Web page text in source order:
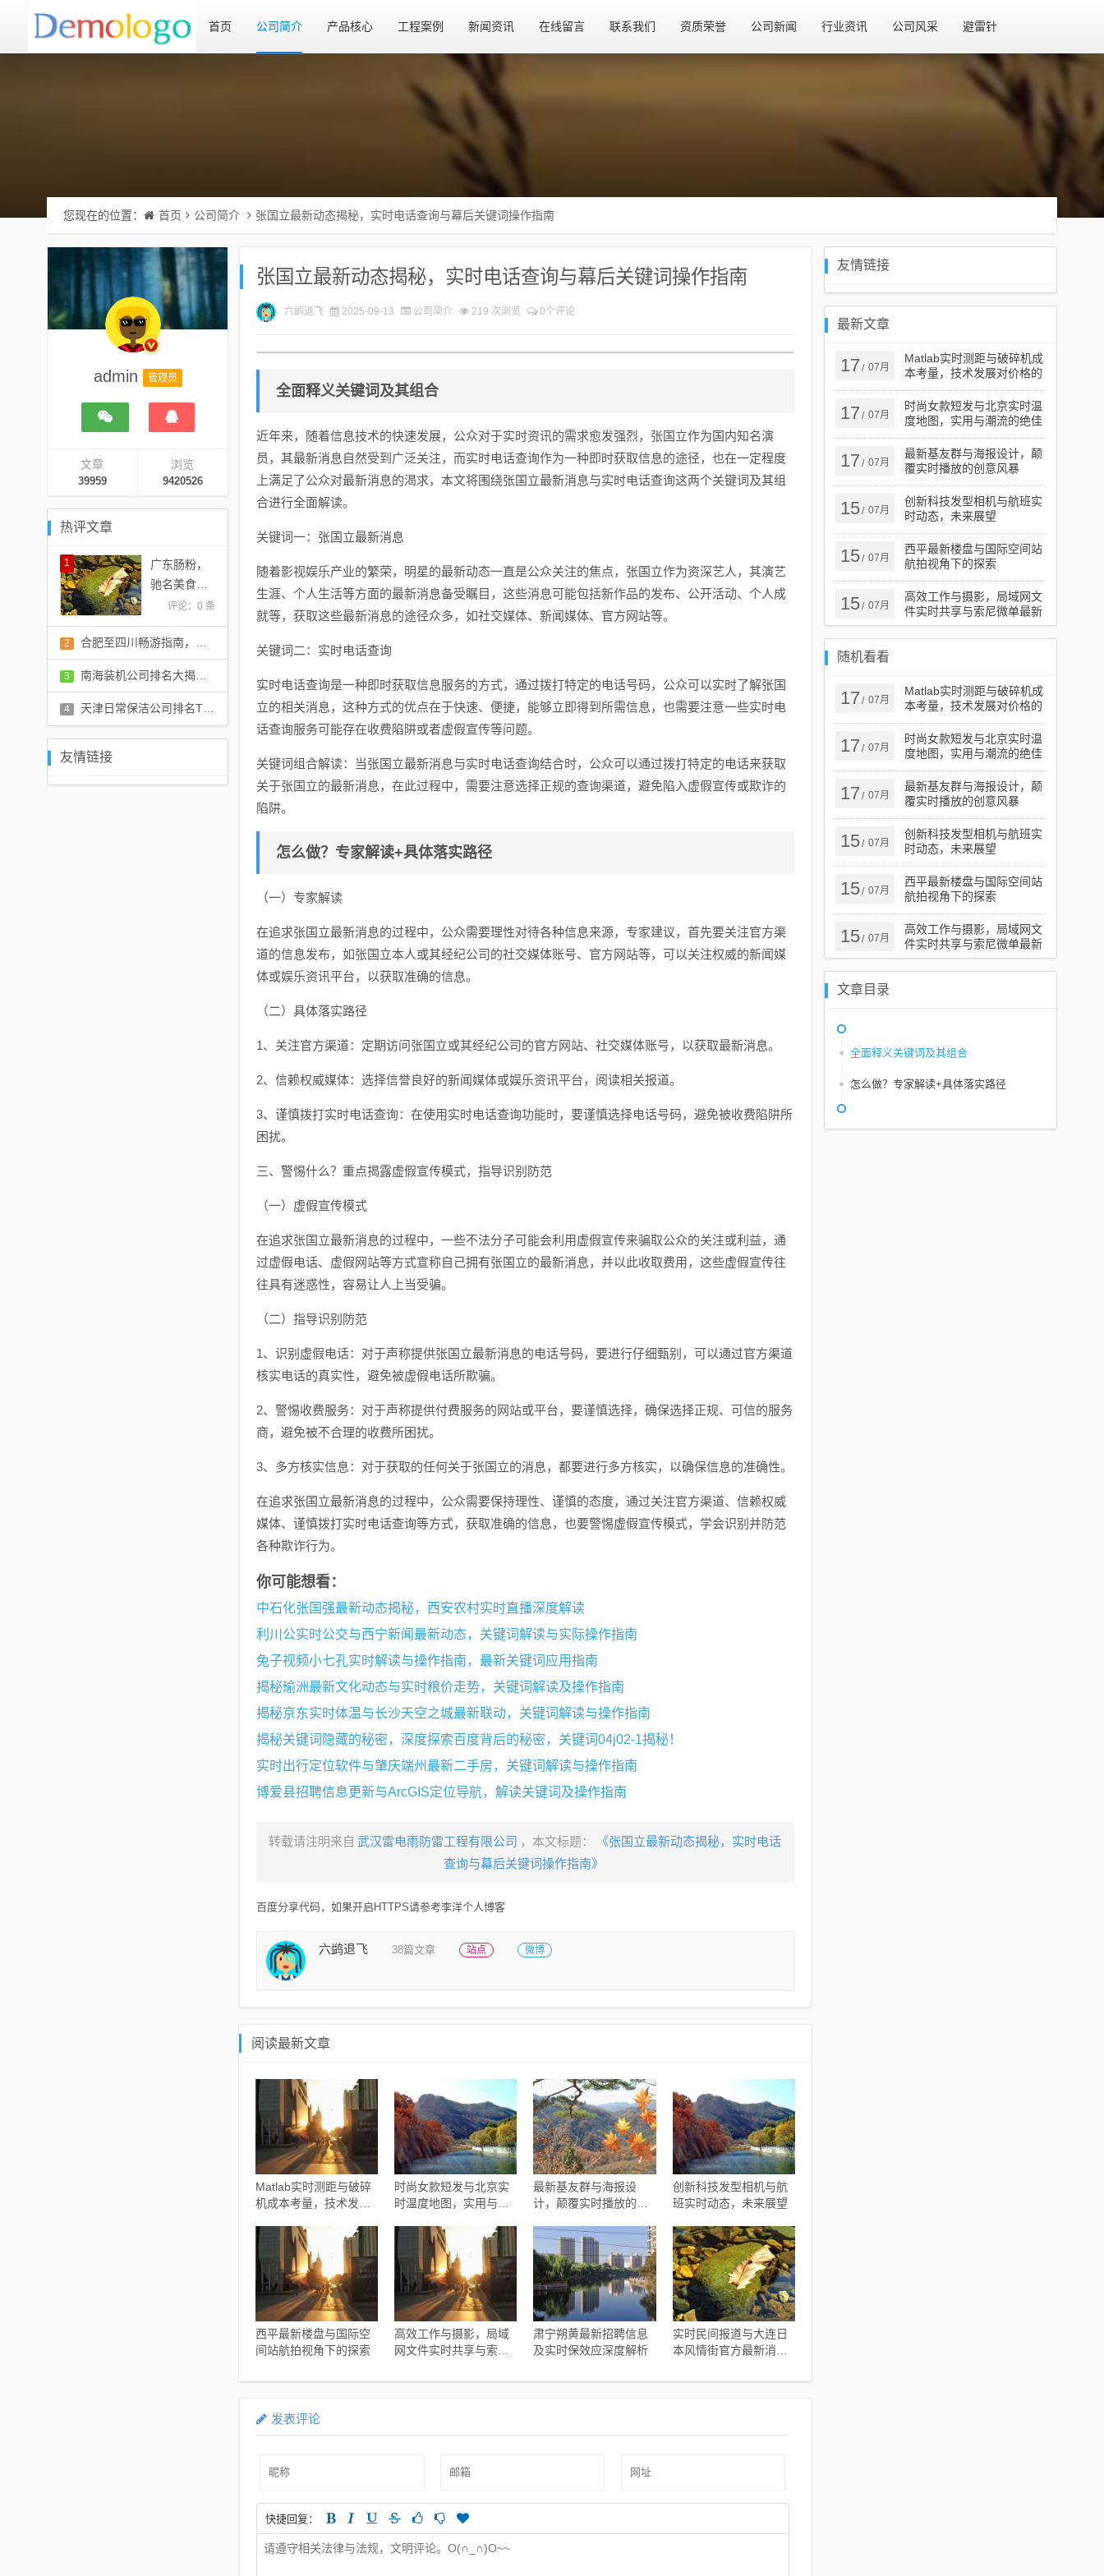
首页 公司简介 产品核心 工程案例 新闻资讯 在线留言 联系我们 资质荣誉 公司新闻 行业资讯 公司风采 避雷针
您现在的位置： 首页 公司简介 张国立最新动态揭秘，实时电话查询与幕后关键词操作指南
admin 管理员
文章
39959
浏览
9420526
热评文章
1
广东肠粉，
驰名美食上
榜，美味风
靡全球！
评论：0 条
2 合肥至四川畅游指南，旅游攻略全掌握！
评论：0 条
3 南海装机公司排名大揭秘，影响力深度解读报告
评论：0 条
4 天津日常保洁公司排名TOP10，专业清洁服务一览
友情链接
张国立最新动态揭秘，实时电话查询与幕后关键词操作指南
六鹢退飞 2025-09-13 公司简介 219 次浏览 0个评论
全面释义关键词及其组合
近年来，随着信息技术的快速发展，公众对于实时资讯的需求愈发强烈，张国立作为国内知名演
员，其最新消息自然受到广泛关注，而实时电话查询作为一种即时获取信息的途径，也在一定程度
上满足了公众对最新消息的渴求，本文将围绕张国立最新消息与实时电话查询这两个关键词及其组
合进行全面解读。
关键词一：张国立最新消息
随着影视娱乐产业的繁荣，明星的最新动态一直是公众关注的焦点，张国立作为资深艺人，其演艺
生涯、个人生活等方面的最新消息备受瞩目，这些消息可能包括新作品的发布、公开活动、个人成
就等，获取这些最新消息的途径众多，如社交媒体、新闻媒体、官方网站等。
关键词二：实时电话查询
实时电话查询是一种即时获取信息服务的方式，通过拨打特定的电话号码，公众可以实时了解张国
立的相关消息，这种方式的优点在于快速、便捷，能够立即得到所需信息，也需要注意一些实时电
话查询服务可能存在收费陷阱或者虚假宣传等问题。
关键词组合解读：当张国立最新消息与实时电话查询结合时，公众可以通过拨打特定的电话来获取
关于张国立的最新消息，在此过程中，需要注意选择正规的查询渠道，避免陷入虚假宣传或欺诈的
陷阱。
怎么做？专家解读+具体落实路径
（一）专家解读
在追求张国立最新消息的过程中，公众需要理性对待各种信息来源，专家建议，首先要关注官方渠
道的信息发布，如张国立本人或其经纪公司的社交媒体账号、官方网站等，可以关注权威的新闻媒
体或娱乐资讯平台，以获取准确的信息。
（二）具体落实路径
1、关注官方渠道：定期访问张国立或其经纪公司的官方网站、社交媒体账号，以获取最新消息。
2、信赖权威媒体：选择信誉良好的新闻媒体或娱乐资讯平台，阅读相关报道。
3、谨慎拨打实时电话查询：在使用实时电话查询功能时，要谨慎选择电话号码，避免被收费陷阱所
困扰。
三、警惕什么？重点揭露虚假宣传模式，指导识别防范
（一）虚假宣传模式
在追求张国立最新消息的过程中，一些不法分子可能会利用虚假宣传来骗取公众的关注或利益，通
过虚假电话、虚假网站等方式宣称自己拥有张国立的最新消息，并以此收取费用，这些虚假宣传往
往具有迷惑性，容易让人上当受骗。
（二）指导识别防范
1、识别虚假电话：对于声称提供张国立最新消息的电话号码，要进行仔细甄别，可以通过官方渠道
核实电话的真实性，避免被虚假电话所欺骗。
2、警惕收费服务：对于声称提供付费服务的网站或平台，要谨慎选择，确保选择正规、可信的服务
商，避免被不合理的收费所困扰。
3、多方核实信息：对于获取的任何关于张国立的消息，都要进行多方核实，以确保信息的准确性。
在追求张国立最新消息的过程中，公众需要保持理性、谨慎的态度，通过关注官方渠道、信赖权威
媒体、谨慎拨打实时电话查询等方式，获取准确的信息，也要警惕虚假宣传模式，学会识别并防范
各种欺诈行为。
你可能想看：
中石化张国强最新动态揭秘，西安农村实时直播深度解读
利川公实时公交与西宁新闻最新动态，关键词解读与实际操作指南
兔子视频小七孔实时解读与操作指南，最新关键词应用指南
揭秘瑜洲最新文化动态与实时粮价走势，关键词解读及操作指南
揭秘京东实时体温与长沙天空之城最新联动，关键词解读与操作指南
揭秘关键词隐藏的秘密，深度探索百度背后的秘密，关键词04j02-1揭秘！
实时出行定位软件与肇庆端州最新二手房，关键词解读与操作指南
博爱县招聘信息更新与ArcGIS定位导航，解读关键词及操作指南
转载请注明来自 武汉雷电雨防雷工程有限公司 ，本文标题：
《张国立最新动态揭秘，实时电话
查询与幕后关键词操作指南》
百度分享代码，如果开启HTTPS请参考李洋个人博客
六鹢退飞 38篇文章 站点 微博
阅读最新文章
Matlab实时测距与破碎
机成本考量，技术发展
时尚女款短发与北京实
时温度地图，实用与潮
最新基友群与海报设
计，颠覆实时播放的创
创新科技发型相机与航
班实时动态，未来展望
西平最新楼盘与国际空
间站航拍视角下的探索
高效工作与摄影，局域
网文件实时共享与索尼
肃宁朔黄最新招聘信息
及实时保效应深度解析
实时民间报道与大连日
本风情街官方最新消
与协同落实建议
发表评论
快捷回复：
友情链接
最新文章
17 / 07月
Matlab实时测距与破碎机成
本考量，技术发展对价格的
影响分析
17 / 07月
时尚女款短发与北京实时温
度地图，实用与潮流的绝佳
融合
17 / 07月
最新基友群与海报设计，颠
覆实时播放的创意风暴
15/ 07月
创新科技发型相机与航班实
时动态，未来展望
15/ 07月
西平最新楼盘与国际空间站
航拍视角下的探索
15/ 07月
高效工作与摄影，局域网文
件实时共享与索尼微单最新
报价指南
随机看看
17 / 07月
Matlab实时测距与破碎机成
本考量，技术发展对价格的
影响分析
17 / 07月
时尚女款短发与北京实时温
度地图，实用与潮流的绝佳
融合
17 / 07月
最新基友群与海报设计，颠
覆实时播放的创意风暴
15/ 07月
创新科技发型相机与航班实
时动态，未来展望
15/ 07月
西平最新楼盘与国际空间站
航拍视角下的探索
15/ 07月
高效工作与摄影，局域网文
件实时共享与索尼微单最新
报价指南
文章目录
全面释义关键词及其组合
怎么做？专家解读+具体落实路径